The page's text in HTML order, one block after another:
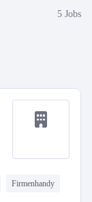
5 Jobs
Firmenhandy